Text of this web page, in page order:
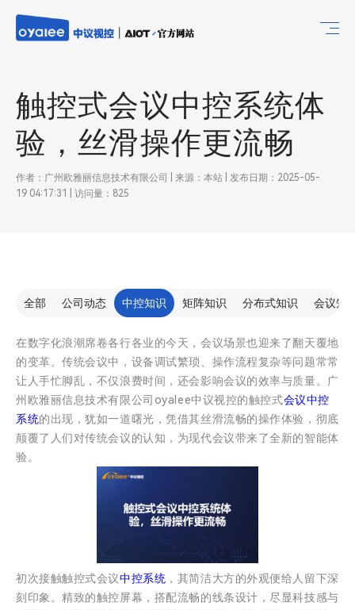
触控式会议中控系统体
验，丝滑操作更流畅
作者：广州欧雅丽信息技术有限公司 | 来源：本站 | 发布日期：2025-05-
19 04:17:31 | 访问量：825
全部 公司动态 中控知识 矩阵知识 分布式知识 会议知
在数字化浪潮席卷各行各业的今天，会议场景也迎来了翻天覆地
的变革。传统会议中，设备调试繁琐、操作流程复杂等问题常常
让人手忙脚乱，不仅浪费时间，还会影响会议的效率与质量。广
州欧雅丽信息技术有限公司oyalee中议视控的触控式会议中控
系统的出现，犹如一道曙光，凭借其丝滑流畅的操作体验，彻底
颠覆了人们对传统会议的认知，为现代会议带来了全新的智能体
验。
初次接触触控式会议中控系统 ，其简洁大方的外观便给人留下深
刻印象。精致的触控屏幕，搭配流畅的线条设计，尽显科技感与